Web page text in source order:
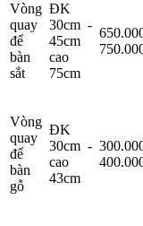
Vòng
quay
để
bàn
sắt
ĐK
30cm -
45cm
cao
75cm
Vòng
quay
để
bàn
gỗ
ĐK
30cm -
cao
43cm